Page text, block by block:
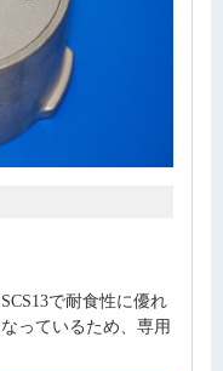
で耐食性に優れ
っているため、専用